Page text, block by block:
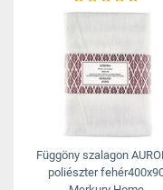
Függöny szalagon
poliészter